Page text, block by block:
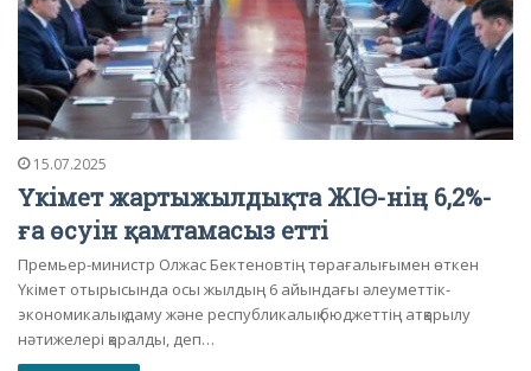
15.07.2025
Үкімет жартыжылдықта ЖІӨ-нің 6,2%-
ға өсуін қамтамасыз етті
Премьер-министр Олжас Бектеновтің төрағалығымен өткен
Үкімет отырысында осы жылдың 6 айындағы әлеуметтік-
экономикалық даму және республикалық бюджеттің атқарылу
нәтижелері қаралды, деп…